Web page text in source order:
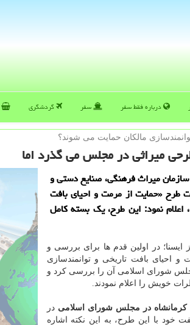
درباره فقط سفر سفر گردشگری
مالكان حمایت می شوند؟
میراث فرهنگی، صنایع دستی و
طرح «حمایت از مرمت و احیای بافت
اعلام نمود: این طرح، یك بسته كامل
ایسنا؛ در اولین قدم ها برای بررسی و
احیای بافت تاریخی و توانمندسازی
بیستم دی ماه ۱۳۹۴ مجلس شورای اسلامی آن را بررسی كرد و
خویش را اعلام نمودند.
كرمانشاه در مجلس شورای اسلامیدر
خود با این طرح، به این نكته اشاره